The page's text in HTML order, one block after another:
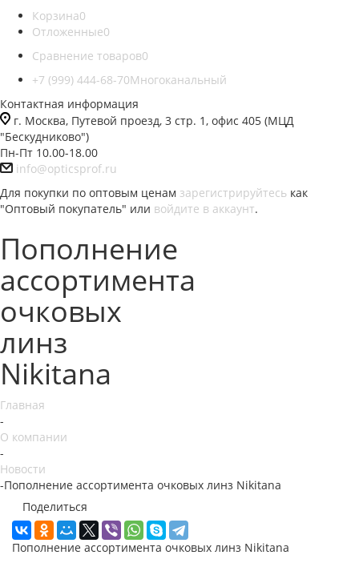
Корзина0
Отложенные0
Сравнение товаров0
+7 (999) 444-68-70Многоканальный
Контактная информация
г. Москва, Путевой проезд, 3 стр. 1, офис 405 (МЦД
"Бескудниково")
Пн-Пт 10.00-18.00
info@opticsprof.ru
Для покупки по оптовым ценам зарегистрируйтесь как
"Оптовый покупатель" или войдите в аккаунт.
Пополнение
ассортимента
очковых
линз
Nikitana
Главная
-
О компании
-
Новости
-Пополнение ассортимента очковых линз Nikitana
Поделиться
Пополнение ассортимента очковых линз Nikitana